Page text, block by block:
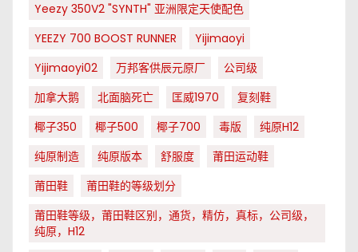
Yeezy 350V2 "SYNTH" 亚洲限定天使配色
YEEZY 700 BOOST RUNNER
Yijimaoyi
Yijimaoyi02
万邦客供辰元原厂
公司级
加拿大鹅
北面脑死亡 匡威1970
复刻鞋
椰子350
椰子500 椰子700 毒版
纯原H12
纯原制造
纯原版本 舒服度
莆田运动鞋
莆田鞋
莆田鞋的等级划分
莆田鞋等级，莆田鞋区别，通货，精仿，真标，公司级，
纯原，H12